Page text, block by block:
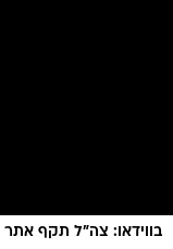
בווידאו: צה"ל תקף